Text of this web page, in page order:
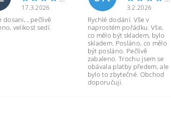
17.3.2026
dosani, , pečlivě
velikost sedí.
3.2.2026
Rychlé dodání. Vše v
naprostém pořádku. Vše,
co mělo být skladem, bylo
skladem. Posláno, co mělo
být posláno. Pečlivě
zabaleno. Trochu jsem se
obávala platby předem, ale
bylo to zbytečné. Obchod
doporučuji.